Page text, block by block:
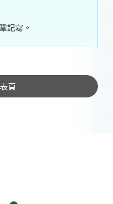
記寫 。
頁